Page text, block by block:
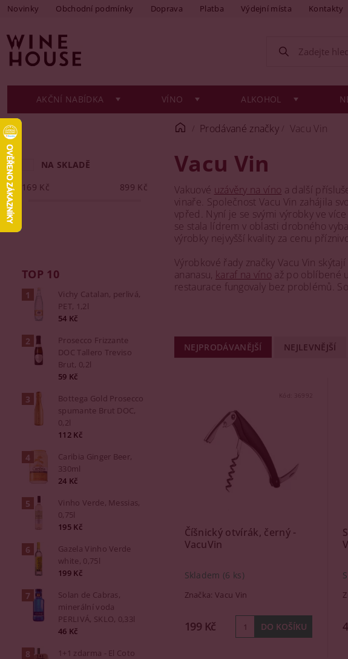
Novinky Obchodní podmínky Doprava Platba Výdejní místa Kontakty
AKČNÍ NABÍDKA VÍNO ALKOHOL
NA SKLADĚ
169 Kč 899 Kč
TOP 10
Vichy Catalan, perlivá,
PET, 1,2l
54 Kč
Prosecco Frizzante
DOC Tallero Treviso
Brut, 0,2l
59 Kč
Bottega Gold Prosecco
spumante Brut DOC,
0,2l
112 Kč
Caribia Ginger Beer,
330ml
24 Kč
Vinho Verde, Messias,
0,75l
195 Kč
Gazela Vinho Verde
white, 0,75l
199 Kč
Solan de Cabras,
minerální voda
PERLIVÁ, SKLO, 0,33l
46 Kč
1+1 zdarma - El Coto
Prodávané značky Vacu Vin
Vacu Vin
Vakuové uzávěry na víno a další
vinaře. Společnost Vacu Vin zahájila
vpřed. Nyní je se svými výrobky ve
se stala lídrem v oblasti drobného
výrobky nejvyšší kvality za cenu
Výrobkové řady značky Vacu Vin
ananasu, karaf na víno až po oblíbené
restaurace fungovaly bez problémů.
NEJPRODÁVANĚJŠÍ NEJLEVNĚJŠÍ
Kód: 36992
Číšnický otvírák, černý -
VacuVin
Skladem (6 ks)
Značka:Vacu Vin
199 Kč